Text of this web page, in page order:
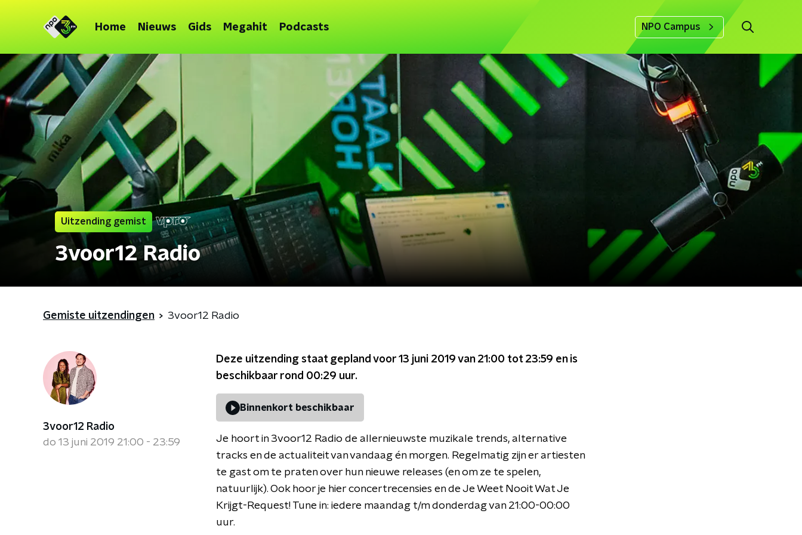
Home Nieuws Gids Megahit Podcasts NPO Campus
Uitzending gemist
3voor12 Radio
Gemiste uitzendingen 3voor12 Radio
3voor12 Radio
do 13 juni 2019 21:00 - 23:59
Deze uitzending staat gepland voor 13 juni 2019 van 21:00 tot 23:59 en is
beschikbaar rond 00:29 uur.
Binnenkort beschikbaar
Je hoort in 3voor12 Radio de allernieuwste muzikale trends, alternative
tracks en de actualiteit van vandaag én morgen. Regelmatig zijn er artiesten
te gast om te praten over hun nieuwe releases (en om ze te spelen,
natuurlijk). Ook hoor je hier concertrecensies en de Je Weet Nooit Wat Je
Krijgt-Request! Tune in: iedere maandag t/m donderdag van 21:00-00:00
uur.